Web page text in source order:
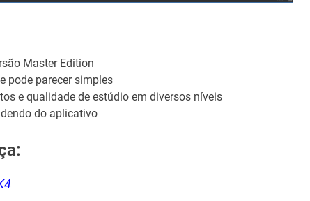
Master Edition
pode parecer simples
e qualidade de estúdio em diversos níveis
do aplicativo